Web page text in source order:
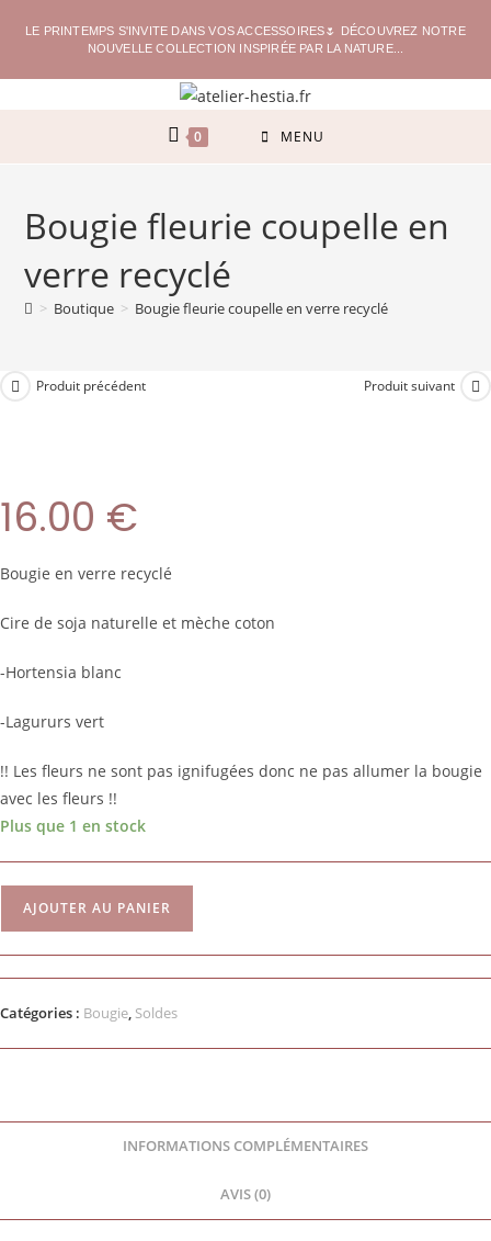
LE PRINTEMPS S'INVITE DANS VOS ACCESSOIRES🌷 DÉCOUVREZ NOTRE
NOUVELLE COLLECTION INSPIRÉE PAR LA NATURE...
0 MENU
Bougie fleurie coupelle en
verre recyclé
> Boutique > Bougie fleurie coupelle en verre recyclé
Produit précédent Produit suivant
16.00 €
Bougie en verre recyclé
Cire de soja naturelle et mèche coton
-Hortensia blanc
-Lagururs vert
!! Les fleurs ne sont pas ignifugées donc ne pas allumer la bougie
avec les fleurs !!
Plus que 1 en stock
AJOUTER AU PANIER
Catégories : Bougie, Soldes
INFORMATIONS COMPLÉMENTAIRES
AVIS (0)